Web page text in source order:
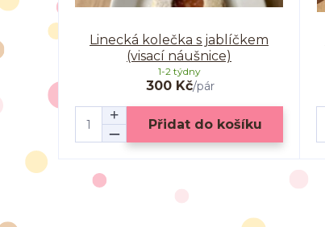
Linecká kolečka s jablíčkem
(visací náušnice)
300 Kč/pár
1-2 týdny
Přidat do košíku